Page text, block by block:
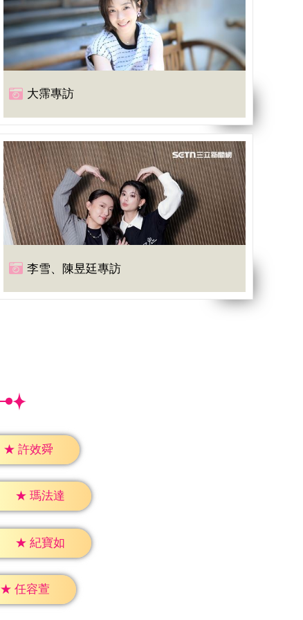
大霈專訪
李雪、陳昱廷專訪
★ 許效舜
★ 瑪法達
★ 紀寶如
★ 任容萱